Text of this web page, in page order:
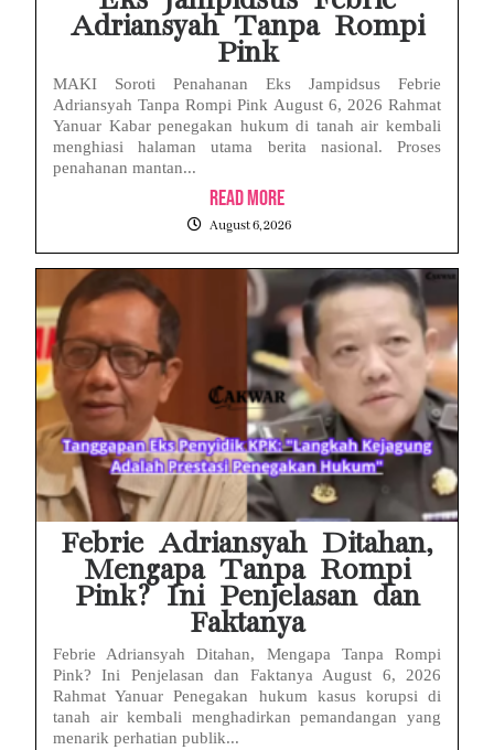
Adriansyah Tanpa Rompi
Pink
MAKI Soroti Penahanan Eks Jampidsus Febrie
Adriansyah Tanpa Rompi Pink August 6, 2026 Rahmat
Yanuar Kabar penegakan hukum di tanah air kembali
menghiasi halaman utama berita nasional. Proses
penahanan mantan...
Read More
August 6, 2026
Febrie Adriansyah Ditahan,
Mengapa Tanpa Rompi
Pink? Ini Penjelasan dan
Faktanya
Febrie Adriansyah Ditahan, Mengapa Tanpa Rompi
Pink? Ini Penjelasan dan Faktanya August 6, 2026
Rahmat Yanuar Penegakan hukum kasus korupsi di
tanah air kembali menghadirkan pemandangan yang
menarik perhatian publik...